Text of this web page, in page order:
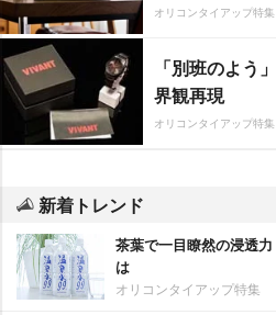
オリコンタイアップ特集
「別班のよう
界観再現
オリコンタイアップ特集
新着トレンド
茶葉で一目瞭然の浸透
は
オリコンタイアップ特集